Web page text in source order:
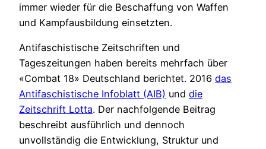
immer wieder für die Beschaffung von Waffen
und Kampfausbildung einsetzten.
Antifaschistische Zeitschriften und
Tageszeitungen haben bereits mehrfach über
«Combat 18» Deutschland berichtet. 2016 das
Antifaschistische Infoblatt (AIB) und die
Zeitschrift Lotta. Der nachfolgende Beitrag
beschreibt ausführlich und dennoch
unvollständig die Entwicklung, Struktur und